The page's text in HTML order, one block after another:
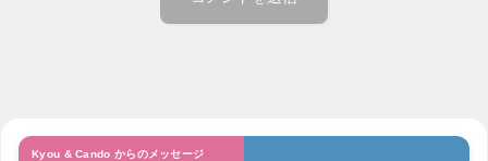
Kyou & Cando からのメッセージ